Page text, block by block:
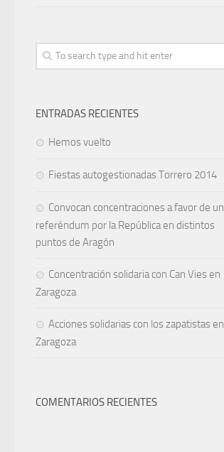
ENTRADAS RECIENTES
Hemos vuelto
Fiestas autogestionadas Torrero 2014
Convocan concentraciones a favor de un
referéndum por la República en distintos
puntos de Aragón
Concentración solidaria con Can Vies en
Zaragoza
Acciones solidarias con los zapatistas en
Zaragoza
COMENTARIOS RECIENTES